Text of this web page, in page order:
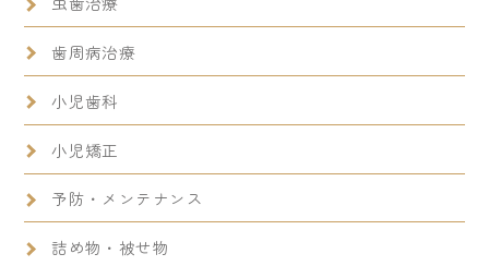
歯周病治療
小児歯科
小児矯正
予防・メンテナンス
詰め物・被せ物